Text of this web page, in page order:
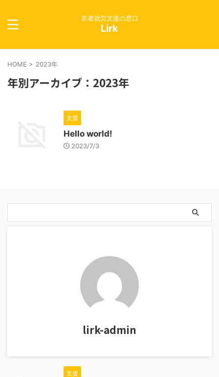
若者就労支援の窓口
Lirk
HOME > 2023年
年別アーカイブ：2023年
支援
Hello world!
2023/7/3
lirk-admin
支援